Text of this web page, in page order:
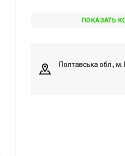
ПОКАЗАТЬ
Полтавська обл., м.